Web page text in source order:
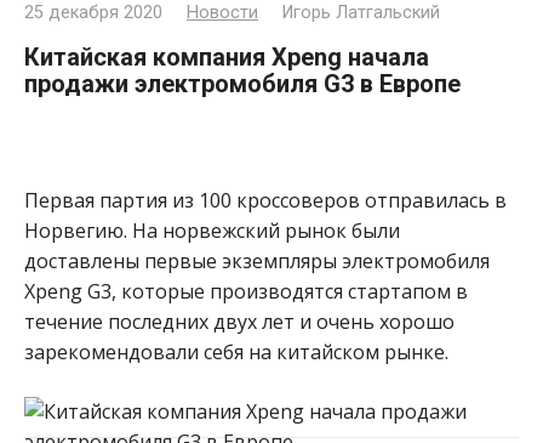
25 декабря 2020 Новости Игорь Латгальский
Китайская компания Xpeng начала
продажи электромобиля G3 в Европе
Первая партия из 100 кроссоверов отправилась в
Норвегию. На норвежский рынок были
доставлены первые экземпляры электромобиля
Xpeng G3, которые производятся стартапом в
течение последних двух лет и очень хорошо
зарекомендовали себя на китайском рынке.